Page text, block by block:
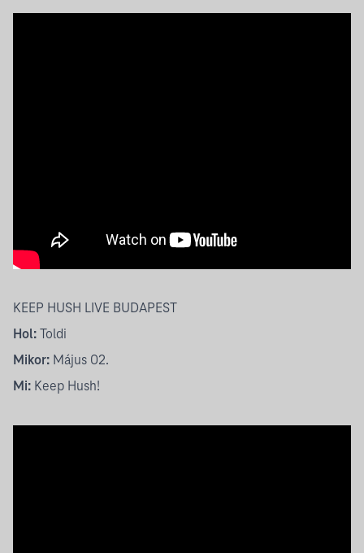
KEEP HUSH LIVE BUDAPEST
Hol: Toldi
Mikor: Május 02.
Mi: Keep Hush!